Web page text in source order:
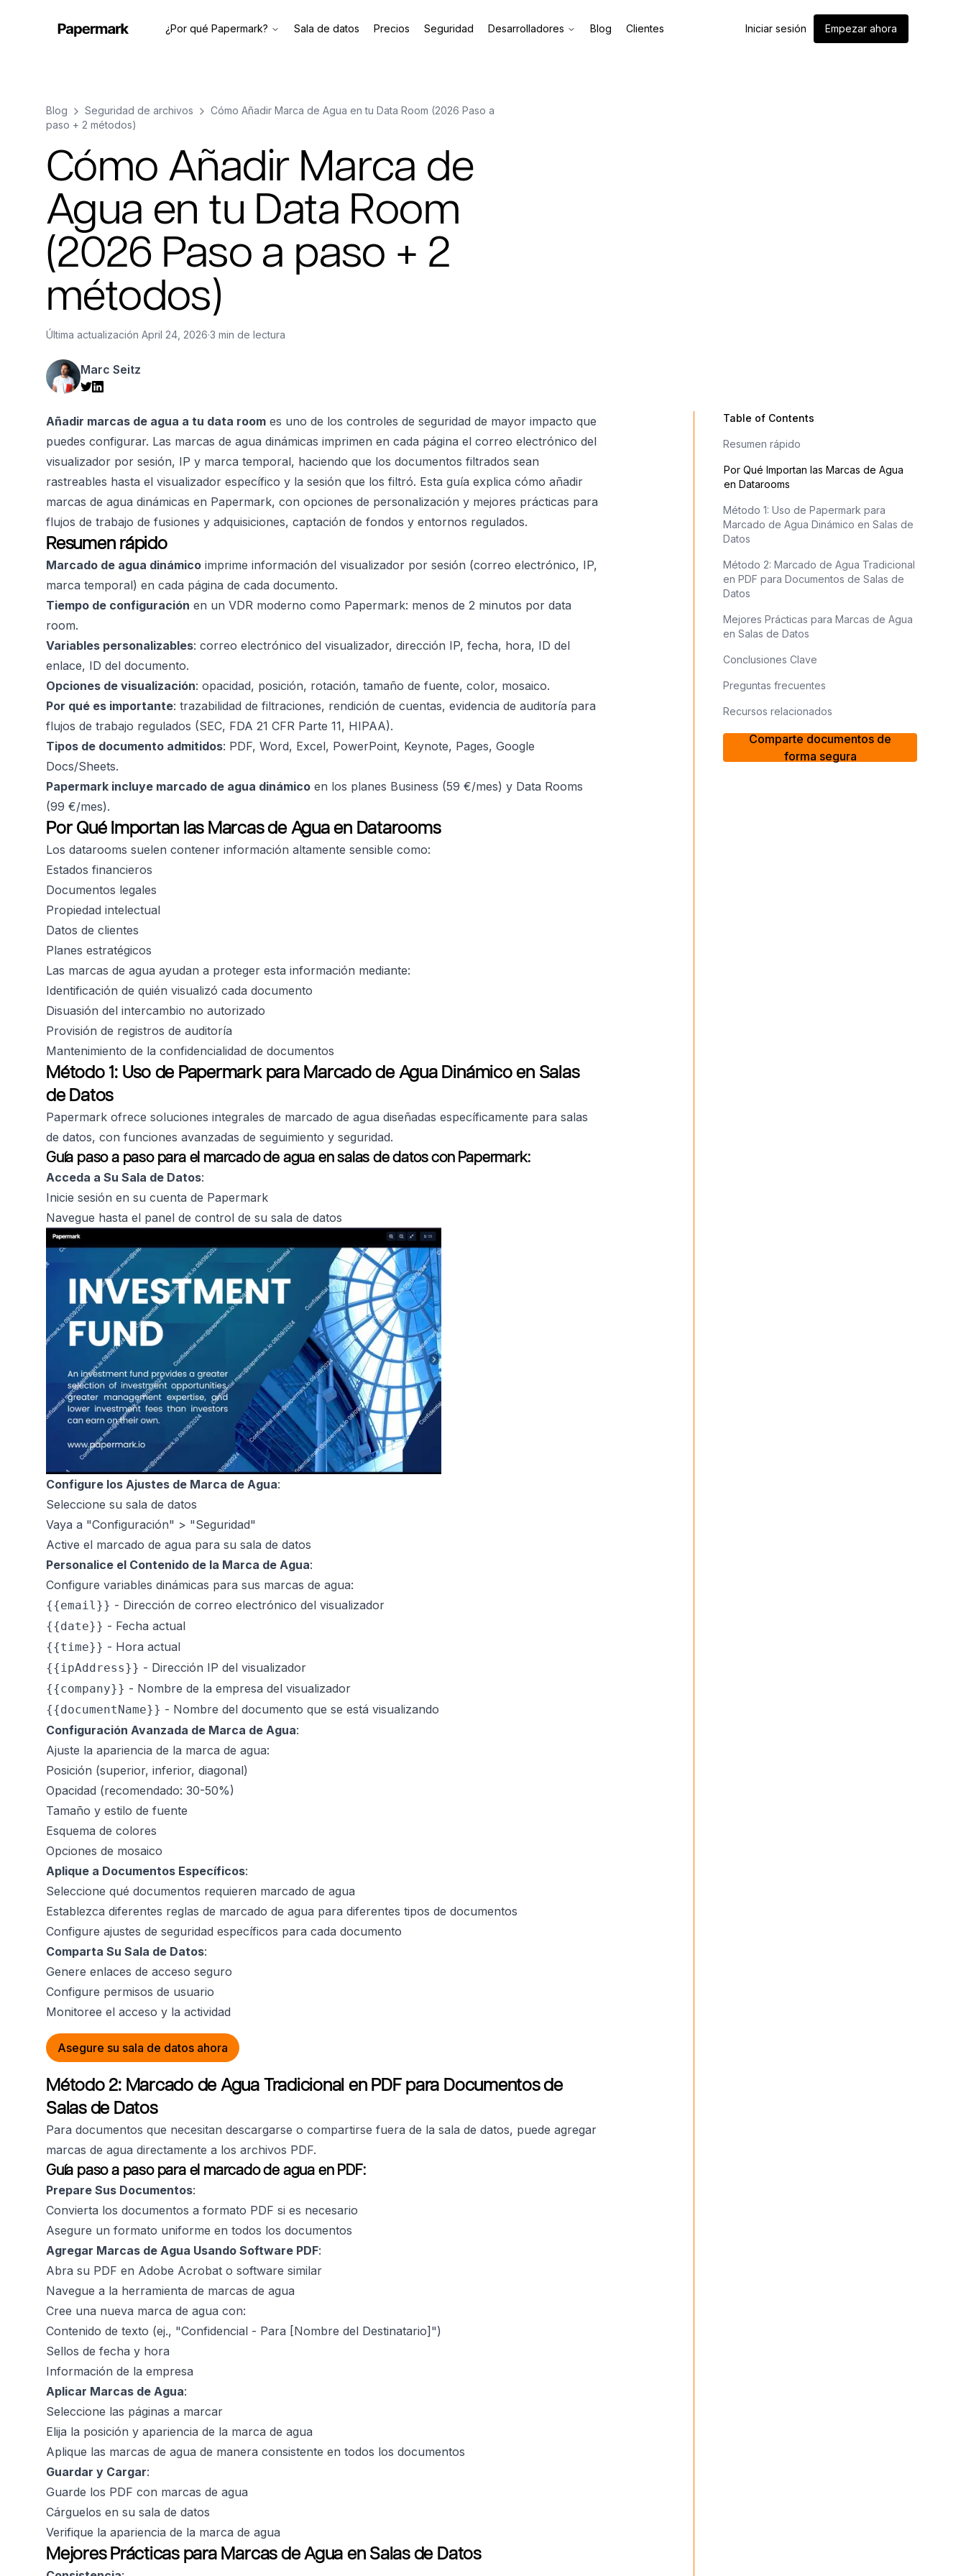
¿Por qué Papermark? Sala de datos Precios Seguridad Desarrolladores Blog Clientes Iniciar sesión Empezar ahora
Blog Seguridad de archivos
Cómo Añadir Marca de Agua en tu Data Room (2026 Paso a
paso + 2 métodos)
Cómo Añadir Marca de
Agua en tu Data Room
(2026 Paso a paso + 2
métodos)
Última actualización April 24, 2026·3 min de lectura
Marc Seitz
Añadir marcas de agua a tu data room es uno de los controles de seguridad de mayor impacto que
puedes configurar. Las marcas de agua dinámicas imprimen en cada página el correo electrónico del
visualizador por sesión, IP y marca temporal, haciendo que los documentos filtrados sean
rastreables hasta el visualizador específico y la sesión que los filtró. Esta guía explica cómo añadir
marcas de agua dinámicas en Papermark, con opciones de personalización y mejores prácticas para
flujos de trabajo de fusiones y adquisiciones, captación de fondos y entornos regulados.
Resumen rápido
Marcado de agua dinámico imprime información del visualizador por sesión (correo electrónico, IP,
marca temporal) en cada página de cada documento.
Tiempo de configuración en un VDR moderno como Papermark: menos de 2 minutos por data
room.
Variables personalizables: correo electrónico del visualizador, dirección IP, fecha, hora, ID del
enlace, ID del documento.
Opciones de visualización: opacidad, posición, rotación, tamaño de fuente, color, mosaico.
Por qué es importante: trazabilidad de filtraciones, rendición de cuentas, evidencia de auditoría para
flujos de trabajo regulados (SEC, FDA 21 CFR Parte 11, HIPAA).
Tipos de documento admitidos: PDF, Word, Excel, PowerPoint, Keynote, Pages, Google
Docs/Sheets.
Papermark incluye marcado de agua dinámico en los planes Business (59 €/mes) y Data Rooms
(99 €/mes).
Por Qué Importan las Marcas de Agua en Datarooms
Los datarooms suelen contener información altamente sensible como:
Estados financieros
Documentos legales
Propiedad intelectual
Datos de clientes
Planes estratégicos
Las marcas de agua ayudan a proteger esta información mediante:
Identificación de quién visualizó cada documento
Disuasión del intercambio no autorizado
Provisión de registros de auditoría
Mantenimiento de la confidencialidad de documentos
Método 1: Uso de Papermark para Marcado de Agua Dinámico en Salas
de Datos
Papermark ofrece soluciones integrales de marcado de agua diseñadas específicamente para salas
de datos, con funciones avanzadas de seguimiento y seguridad.
Guía paso a paso para el marcado de agua en salas de datos con Papermark:
Acceda a Su Sala de Datos:
Inicie sesión en su cuenta de Papermark
Navegue hasta el panel de control de su sala de datos
Configure los Ajustes de Marca de Agua:
Seleccione su sala de datos
Vaya a "Configuración" > "Seguridad"
Active el marcado de agua para su sala de datos
Personalice el Contenido de la Marca de Agua:
Configure variables dinámicas para sus marcas de agua:
{{email}} - Dirección de correo electrónico del visualizador
{{date}} - Fecha actual
{{time}} - Hora actual
{{ipAddress}} - Dirección IP del visualizador
{{company}} - Nombre de la empresa del visualizador
{{documentName}} - Nombre del documento que se está visualizando
Configuración Avanzada de Marca de Agua:
Ajuste la apariencia de la marca de agua:
Posición (superior, inferior, diagonal)
Opacidad (recomendado: 30-50%)
Tamaño y estilo de fuente
Esquema de colores
Opciones de mosaico
Aplique a Documentos Específicos:
Seleccione qué documentos requieren marcado de agua
Establezca diferentes reglas de marcado de agua para diferentes tipos de documentos
Configure ajustes de seguridad específicos para cada documento
Comparta Su Sala de Datos:
Genere enlaces de acceso seguro
Configure permisos de usuario
Monitoree el acceso y la actividad
Asegure su sala de datos ahora
Método 2: Marcado de Agua Tradicional en PDF para Documentos de
Salas de Datos
Para documentos que necesitan descargarse o compartirse fuera de la sala de datos, puede agregar
marcas de agua directamente a los archivos PDF.
Guía paso a paso para el marcado de agua en PDF:
Prepare Sus Documentos:
Convierta los documentos a formato PDF si es necesario
Asegure un formato uniforme en todos los documentos
Agregar Marcas de Agua Usando Software PDF:
Abra su PDF en Adobe Acrobat o software similar
Navegue a la herramienta de marcas de agua
Cree una nueva marca de agua con:
Contenido de texto (ej., "Confidencial - Para [Nombre del Destinatario]")
Sellos de fecha y hora
Información de la empresa
Aplicar Marcas de Agua:
Seleccione las páginas a marcar
Elija la posición y apariencia de la marca de agua
Aplique las marcas de agua de manera consistente en todos los documentos
Guardar y Cargar:
Guarde los PDF con marcas de agua
Cárguelos en su sala de datos
Verifique la apariencia de la marca de agua
Mejores Prácticas para Marcas de Agua en Salas de Datos
Table of Contents
Resumen rápido
Por Qué Importan las Marcas de Agua
en Datarooms
Método 1: Uso de Papermark para
Marcado de Agua Dinámico en Salas de
Datos
Método 2: Marcado de Agua Tradicional
en PDF para Documentos de Salas de
Datos
Mejores Prácticas para Marcas de Agua
en Salas de Datos
Conclusiones Clave
Preguntas frecuentes
Recursos relacionados
Comparte documentos de
forma segura